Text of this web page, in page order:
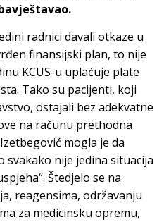
radnici davali otkaze u
finansijski plan, to nije
KCUS-u uplaćuje plate
Tako su pacijenti, koji
ostajali bez adekvatne
na računu prethodna
mogla je da
svakako nije jedina situacija
Štedjelo se na
reagensima, održavanju
za medicinsku opremu,